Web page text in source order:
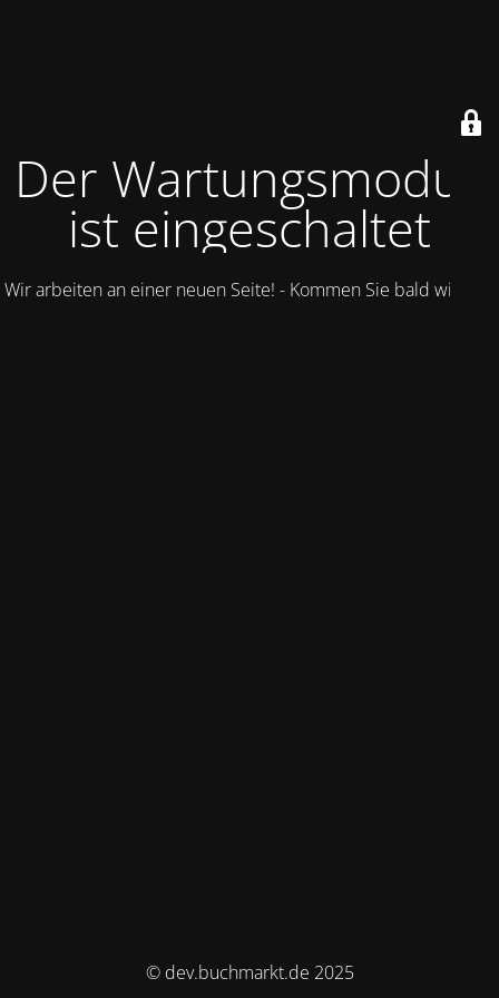
Der Wartungsmodus
ist eingeschaltet
Wir arbeiten an einer neuen Seite! - Kommen Sie bald wieder.
© dev.buchmarkt.de 2025